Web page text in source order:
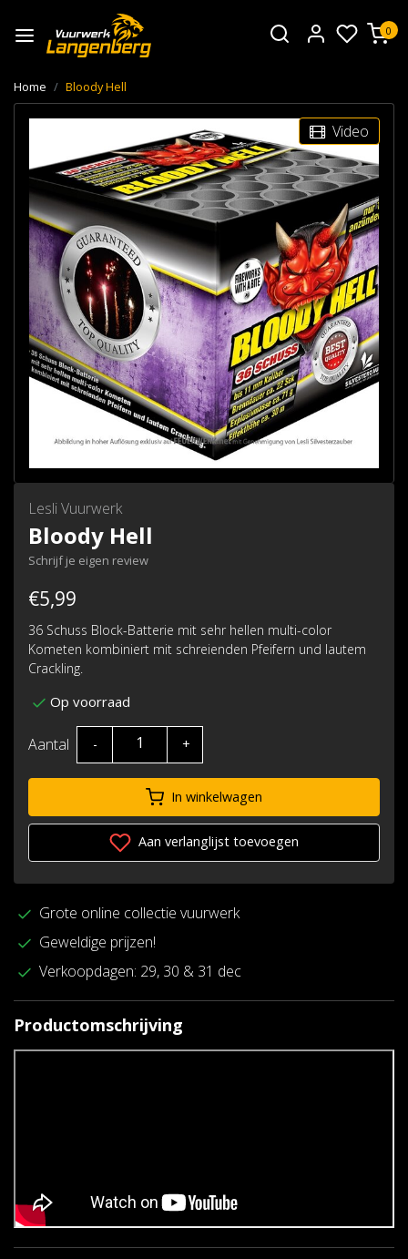
0
Home Bloody Hell
Video
Lesli Vuurwerk
Bloody Hell
Schrijf je eigen review
€5,99
36 Schuss Block-Batterie mit sehr hellen multi-color
Kometen kombiniert mit schreienden Pfeifern und lautem
Crackling.
Op voorraad
Aantal - +
In winkelwagen
Aan verlanglijst toevoegen
Grote online collectie vuurwerk
Geweldige prijzen!
Verkoopdagen: 29, 30 & 31 dec
Productomschrijving